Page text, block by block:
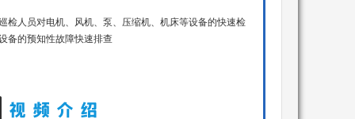
检人员对电机、风机、泵、压缩机、机床等设备的快速检
备的预知性故障快速排查